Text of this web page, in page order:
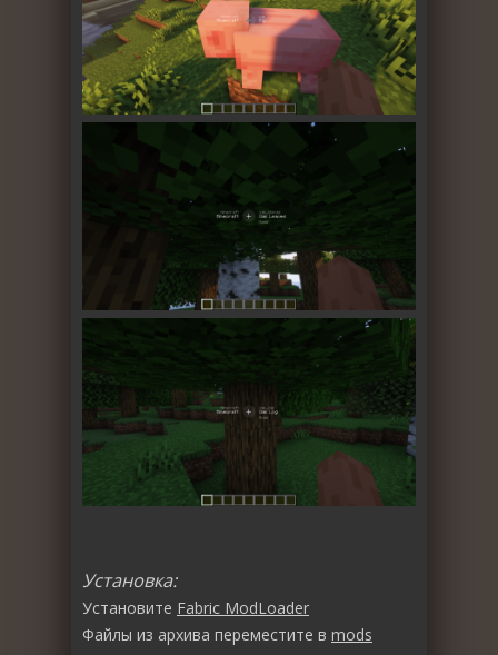
Установка:
Установите Fabric ModLoader
Файлы из архива переместите в mods